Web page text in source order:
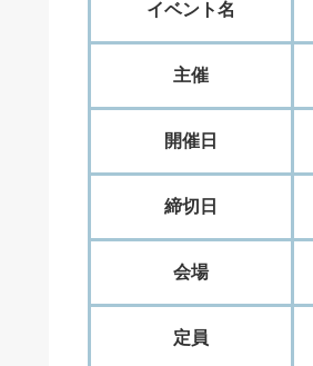
イベント名
主催
開催日
締切日
会場
定員